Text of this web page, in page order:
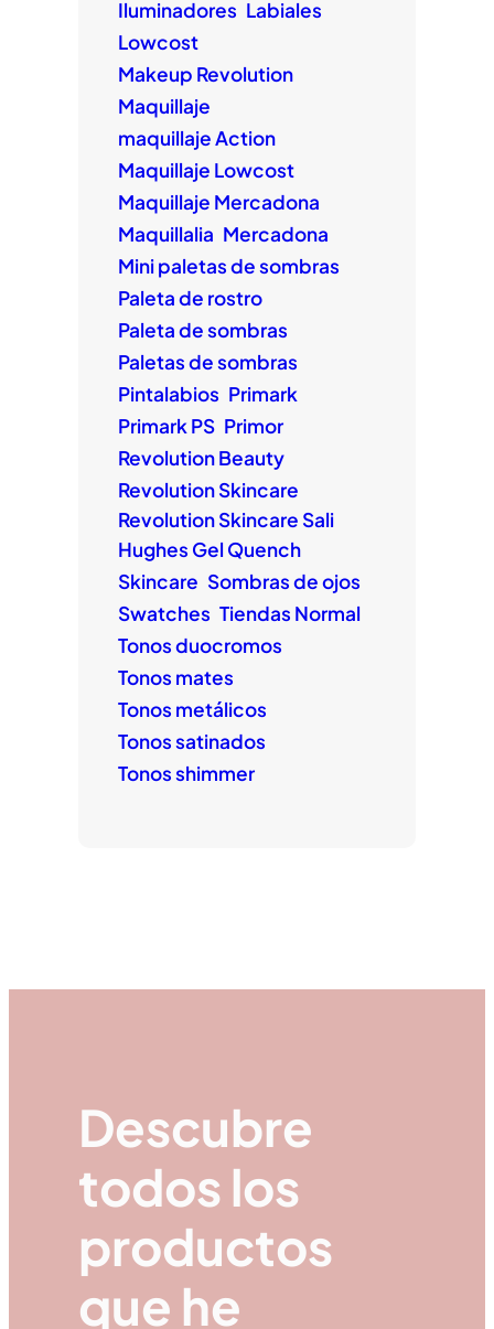
Iluminadores Labiales
Lowcost
Makeup Revolution
Maquillaje
maquillaje Action
Maquillaje Lowcost
Maquillaje Mercadona
Maquillalia Mercadona
Mini paletas de sombras
Paleta de rostro
Paleta de sombras
Paletas de sombras
Pintalabios Primark
Primark PS Primor
Revolution Beauty
Revolution Skincare
Revolution Skincare Sali
Hughes Gel Quench
Skincare Sombras de ojos
Swatches Tiendas Normal
Tonos duocromos
Tonos mates
Tonos metálicos
Tonos satinados
Tonos shimmer
Descubre
todos los
productos
que he